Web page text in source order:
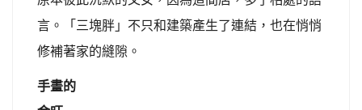
言。「三塊胖」不只和建築產生了連結，也在悄悄
修補著家的縫隙。
手畫的